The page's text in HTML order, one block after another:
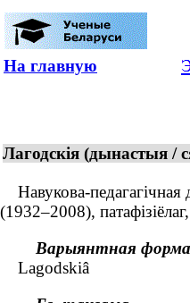
На главную
Лагодскія (дынастыя /
Навукова-педагагічная
(1932–2008),
Варыянтная форма
Lagodskіâ